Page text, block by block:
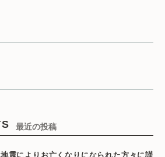
最近の投稿
震によりお亡くなりになられた方々に謹